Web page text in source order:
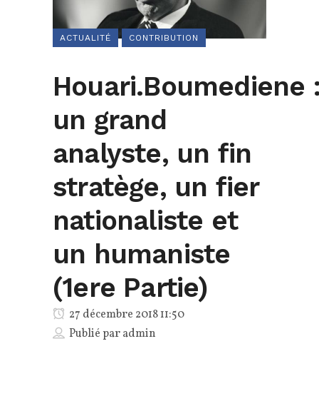
ACTUALITÉ CONTRIBUTION
Houari.Boumediene
un grand
analyste, un fin
stratège, un fier
nationaliste et
un humaniste
(1ere Partie)
27 décembre 2018 11:50
Publié paradmin